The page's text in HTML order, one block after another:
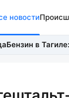
новости
Бензин в